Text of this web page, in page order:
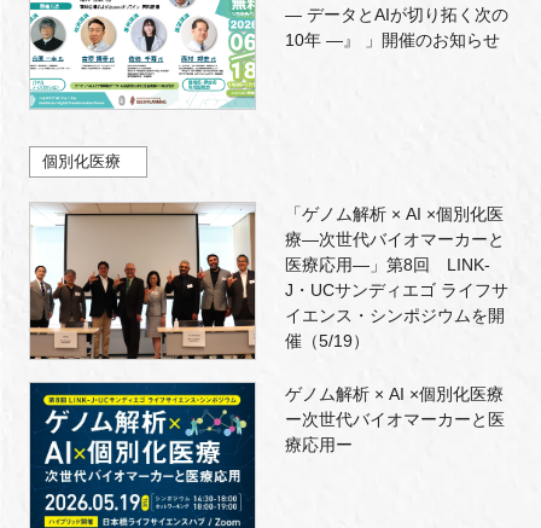
― データとAIが切り拓く次の
10年 ―』 」開催のお知らせ
個別化医療
「ゲノム解析 × AI ×個別化医
療―次世代バイオマーカーと
医療応用―」第8回 LINK-
J・UCサンディエゴ ライフサ
イエンス・シンポジウムを開
催（5/19）
ゲノム解析 × AI ×個別化医療
ー次世代バイオマーカーと医
療応用ー